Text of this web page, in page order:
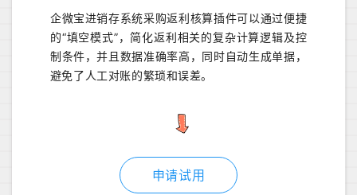
企微宝进销存系统采购返利核算插件可以通过便捷
的“填空模式”，简化返利相关的复杂计算逻辑及控
制条件，并且数据准确率高，同时自动生成单据，
避免了人工对账的繁琐和误差。
申请试用